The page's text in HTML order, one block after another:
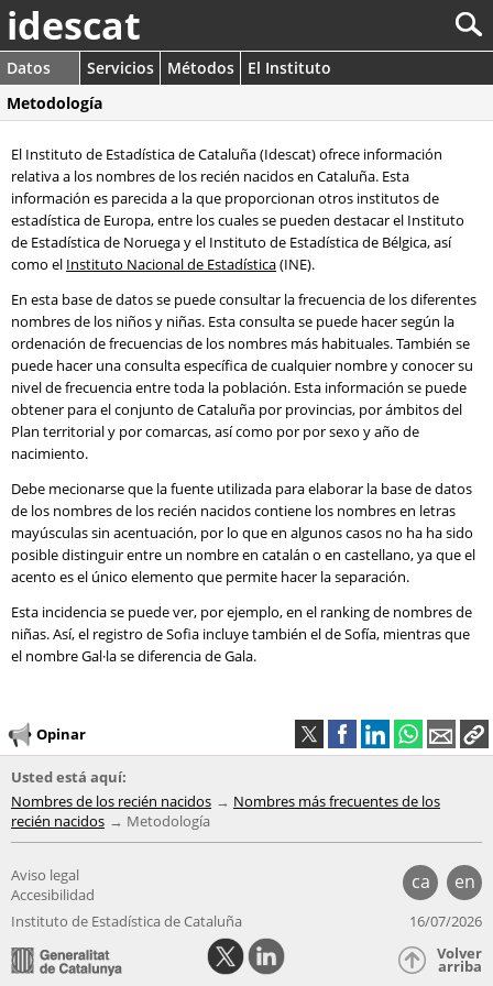
idescat
Datos Servicios Métodos
El Instituto
Metodología
El Instituto de Estadística de Cataluña (Idescat) ofrece información
relativa a los nombres de los recién nacidos en Cataluña. Esta
información es parecida a la que proporcionan otros institutos de
estadística de Europa, entre los cuales se pueden destacar el Instituto
de Estadística de Noruega y el Instituto de Estadística de Bélgica, así
como el Instituto Nacional de Estadística(INE).
En esta base de datos se puede consultar la frecuencia de los diferentes
nombres de los niños y niñas. Esta consulta se puede hacer según la
ordenación de frecuencias de los nombres más habituales. También se
puede hacer una consulta específica de cualquier nombre y conocer su
nivel de frecuencia entre toda la población. Esta información se puede
obtener para el conjunto de Cataluña por provincias, por ámbitos del
Plan territorial y por comarcas, así como por por sexo y año de
nacimiento.
Debe mecionarse que la fuente utilizada para elaborar la base de datos
de los nombres de los recién nacidos contiene los nombres en letras
mayúsculas sin acentuación, por lo que en algunos casos no ha ha sido
posible distinguir entre un nombre en catalán o en castellano, ya que el
acento es el único elemento que permite hacer la separación.
Esta incidencia se puede ver, por ejemplo, en el ranking de nombres de
niñas. Así, el registro de Sofia incluye también el de Sofía, mientras que
el nombre Gal·la se diferencia de Gala.
Opinar
Usted está aquí:
Nombres de los recién nacidos
Nombres más frecuentes de los
recién nacidos
Metodología
ca en
Aviso legal
Accesibilidad
Instituto de Estadística de Cataluña
16/07/2026
Volver
arriba